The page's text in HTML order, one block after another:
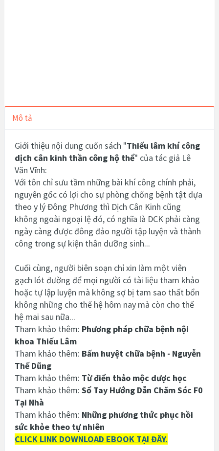
Mô tả
Giới thiệu nội dung cuốn sách "Thiếu lâm khí công
dịch cân kinh thần công hộ thể" của tác giả Lê
Văn Vĩnh:
Với tôn chỉ sưu tầm những bài khí công chính phải,
nguyên gốc có lợi cho sự phòng chống bệnh tật dựa
theo y lý Đông Phương thì Dịch Cân Kinh cũng
không ngoài ngoại lệ đó, có nghĩa là DCK phải càng
ngày càng được đông đảo người tập luyện và thành
công trong sự kiện thân dưỡng sinh...
Cuối cùng, người biên soạn chỉ xin làm một viên
gạch lót đường để mọi người có tài liệu tham khảo
hoặc tự lập luyện mà không sợ bị tam sao thất bổn
không những cho thế hệ hôm nay mà còn cho thế
hệ mai sau nữa...
Tham khảo thêm: Phương pháp chữa bệnh nội
khoa Thiếu Lâm
Tham khảo thêm: Bấm huyệt chữa bệnh - Nguyễn
Thế Dũng
Tham khảo thêm: Từ điển thảo mộc dược học
Tham khảo thêm: Sổ Tay Hướng Dẫn Chăm Sóc F0
Tại Nhà
Tham khảo thêm: Những phương thức phục hồi
sức khỏe theo tự nhiên
CLICK LINK DOWNLOAD EBOOK TẠI ĐÂY.